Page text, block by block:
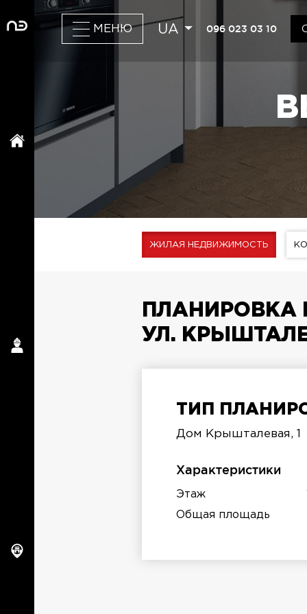
МЕНЮ UA 096 023 03 10
ЖИЛАЯ НЕДВИЖИМОСТЬ
ПЛАНИРОВКА
УЛ.
ТИП
Дом Крышталевая, 1
Характеристики
Этаж
Общая площадь